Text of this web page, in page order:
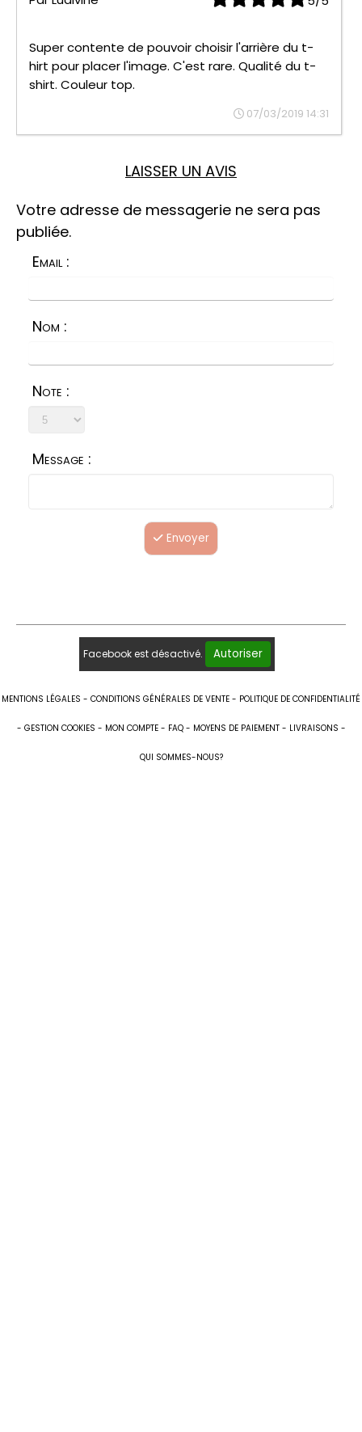
Super contente de pouvoir choisir l'arrière du t-
hirt pour placer l'image. C'est rare. Qualité du t-
shirt. Couleur top.
07/03/2019 14:31
LAISSER UN AVIS
Votre adresse de messagerie ne sera pas
publiée.
Email :
Nom :
Note :
Message :
Envoyer
Facebook est désactivé. Autoriser
MENTIONS LÉGALES CONDITIONS GÉNÉRALES DE VENTE POLITIQUE DE CONFIDENTIALITÉ
GESTION COOKIES MON COMPTE FAQ MOYENS DE PAIEMENT LIVRAISONS
QUI SOMMES-NOUS?